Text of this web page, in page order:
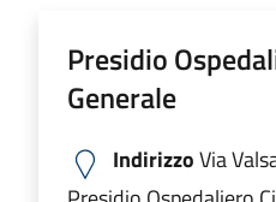
Presidio
Generale
IndirizzoVia